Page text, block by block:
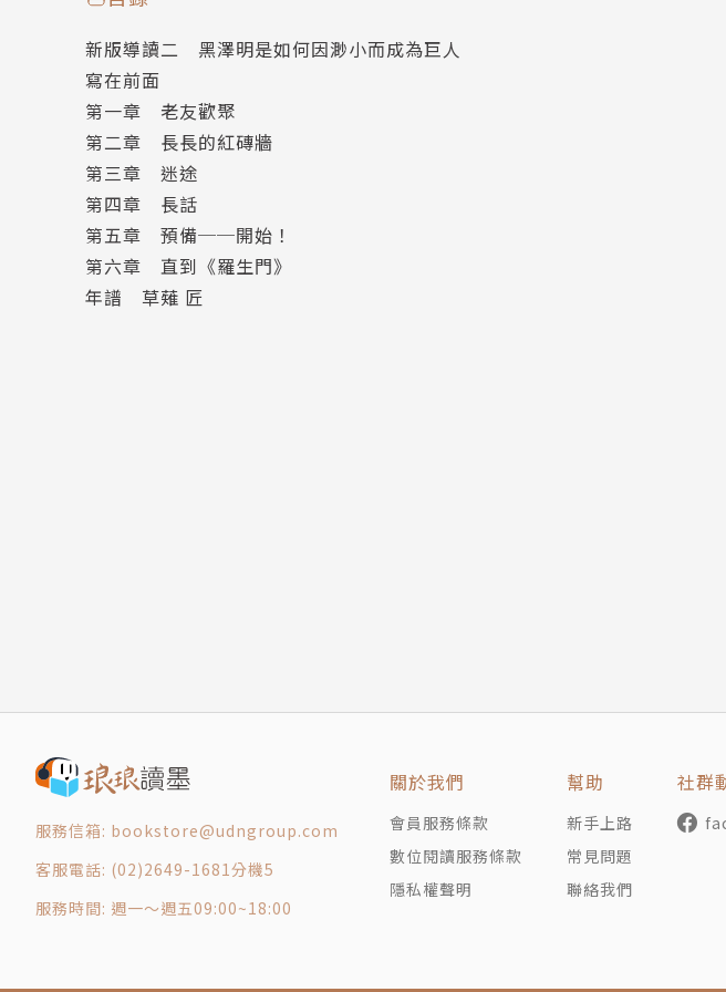
★ 一代名導黑澤明唯一親筆自傳，紀念大師誕辰 110 週年珍藏新版！
★ 全書收錄大師成長場景與工作實況珍貴照片！
★ 新版特別收錄台灣新電影教母焦雄屏、知名影評人馬欣重量級導讀跋文！
【內容簡介】
日本民間流傳著這樣一個故事︰在深山裡，有一種特別的蝦蟆，不僅外表奇
後，將其放在鏡子前或玻璃箱內，蝦蟆一看到自己醜陋不堪的外表不禁嚇出
的珍貴藥材。受到法國導演尚．雷諾瓦寫自傳的鼓舞，從來無意寫自傳的黑
「不要怕丟臉」的態度，回顧拍出《羅生門》這部經典作品之前的自己。為
箱扣環聲、賣風鈴的風鈴聲、換木屐齒的鼓聲、誦經的鉦聲、賣麥芽糖的鼓
聲、法會的鼓聲、賣蜆仔、賣納豆、賣辣椒、賣金魚、賣竹竿、賣菜苗、晚
理鍋子、賣花、賣魚、賣沙丁魚、賣煮豆、賣蟲、賣水蠆、風箏弓的聲音、
的聲音，是我少年時代回憶中不可或缺的聲音。
這些聲音都與季節結合。寒冷的聲音、溫暖的聲音、悶熱的聲音、清涼的聲
新版導讀二 黑澤明是如何因渺小而成為巨人
寫在前面
第一章 老友歡聚
第二章 長長的紅磚牆
第三章 迷途
第四章 長話
第五章 預備──開始！
第六章 直到《羅生門》
年譜 草薙 匠
服務信箱: bookstore@udngroup.com
客服電話: (02)2649-1681分機5
服務時間: 週一～週五09:00~18:00
關於我們
會員服務條款
數位閱讀服務條款
隱私權聲明
幫助
新手上路
常見問題
聯絡我們
社群